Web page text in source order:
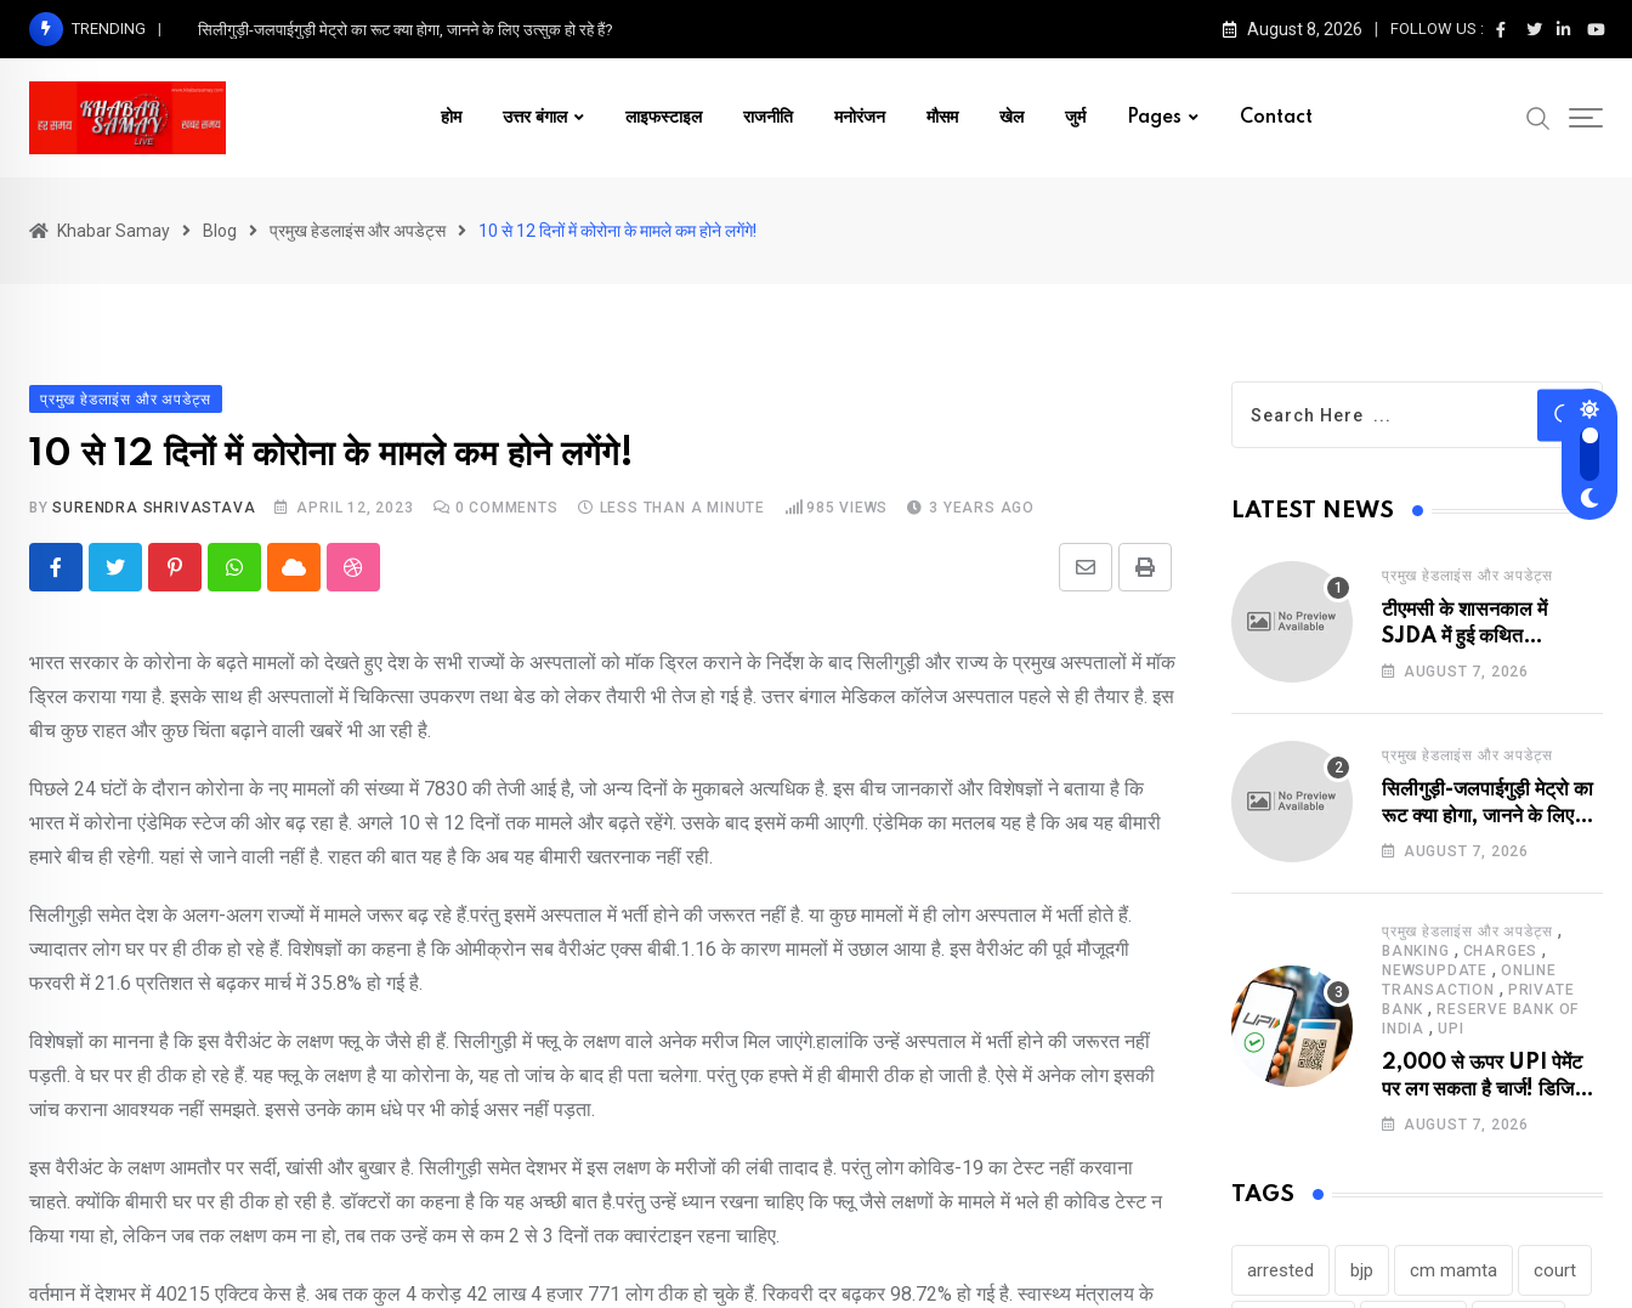
Skip
content
TRENDING सिलीगुड़ी-जलपाईगुड़ी मेट्रो का रूट क्या होगा, जानने के लिए उत्सुक हो रहे हैं? August 8, 2026 FOLLOW US :
होम उत्तर बंगाल लाइफस्टाइल राजनीति मनोरंजन मौसम खेल जुर्म Pages Contact
Khabar Samay Blog प्रमुख हेडलाइंस और अपडेट्स 10 से 12 दिनों में कोरोना के मामले कम होने लगेंगे!
प्रमुख हेडलाइंस और अपडेट्स
10 से 12 दिनों में कोरोना के मामले कम होने लगेंगे!
BYSURENDRA SHRIVASTAVA APRIL 12, 2023 0 COMMENTS LESS THAN A MINUTE 985 VIEWS 3 YEARS AGO
PinterestWhatsappCloud StumbleUpon Print
Share
Email
भारत सरकार के कोरोना के बढ़ते मामलों को देखते हुए देश के सभी राज्यों के अस्पतालों को मॉक ड्रिल कराने के निर्देश के बाद सिलीगुड़ी और राज्य के प्रमुख अस्पतालों में मॉक
ड्रिल कराया गया है. इसके साथ ही अस्पतालों में चिकित्सा उपकरण तथा बेड को लेकर तैयारी भी तेज हो गई है. उत्तर बंगाल मेडिकल कॉलेज अस्पताल पहले से ही तैयार है. इस
बीच कुछ राहत और कुछ चिंता बढ़ाने वाली खबरें भी आ रही है.
पिछले 24 घंटों के दौरान कोरोना के नए मामलों की संख्या में 7830 की तेजी आई है, जो अन्य दिनों के मुकाबले अत्यधिक है. इस बीच जानकारों और विशेषज्ञों ने बताया है कि
भारत में कोरोना एंडेमिक स्टेज की ओर बढ़ रहा है. अगले 10 से 12 दिनों तक मामले और बढ़ते रहेंगे. उसके बाद इसमें कमी आएगी. एंडेमिक का मतलब यह है कि अब यह बीमारी
हमारे बीच ही रहेगी. यहां से जाने वाली नहीं है. राहत की बात यह है कि अब यह बीमारी खतरनाक नहीं रही.
सिलीगुड़ी समेत देश के अलग-अलग राज्यों में मामले जरूर बढ़ रहे हैं.परंतु इसमें अस्पताल में भर्ती होने की जरूरत नहीं है. या कुछ मामलों में ही लोग अस्पताल में भर्ती होते हैं.
ज्यादातर लोग घर पर ही ठीक हो रहे हैं. विशेषज्ञों का कहना है कि ओमीक्रोन सब वैरीअंट एक्स बीबी.1.16 के कारण मामलों में उछाल आया है. इस वैरीअंट की पूर्व मौजूदगी
फरवरी में 21.6 प्रतिशत से बढ़कर मार्च में 35.8% हो गई है.
विशेषज्ञों का मानना है कि इस वैरीअंट के लक्षण फ्लू के जैसे ही हैं. सिलीगुड़ी में फ्लू के लक्षण वाले अनेक मरीज मिल जाएंगे.हालांकि उन्हें अस्पताल में भर्ती होने की जरूरत नहीं
पड़ती. वे घर पर ही ठीक हो रहे हैं. यह फ्लू के लक्षण है या कोरोना के, यह तो जांच के बाद ही पता चलेगा. परंतु एक हफ्ते में ही बीमारी ठीक हो जाती है. ऐसे में अनेक लोग इसकी
जांच कराना आवश्यक नहीं समझते. इससे उनके काम धंधे पर भी कोई असर नहीं पड़ता.
इस वैरीअंट के लक्षण आमतौर पर सर्दी, खांसी और बुखार है. सिलीगुड़ी समेत देशभर में इस लक्षण के मरीजों की लंबी तादाद है. परंतु लोग कोविड-19 का टेस्ट नहीं करवाना
चाहते. क्योंकि बीमारी घर पर ही ठीक हो रही है. डॉक्टरों का कहना है कि यह अच्छी बात है.परंतु उन्हें ध्यान रखना चाहिए कि फ्लू जैसे लक्षणों के मामले में भले ही कोविड टेस्ट न
किया गया हो, लेकिन जब तक लक्षण कम ना हो, तब तक उन्हें कम से कम 2 से 3 दिनों तक क्वारंटाइन रहना चाहिए.
वर्तमान में देशभर में 40215 एक्टिव केस है. अब तक कुल 4 करोड़ 42 लाख 4 हजार 771 लोग ठीक हो चुके हैं. रिकवरी दर बढ़कर 98.72% हो गई है. स्वास्थ्य मंत्रालय के
LATEST NEWS
प्रमुख हेडलाइंस और अपडेट्स
टीएमसी के शासनकाल में
SJDA में हुई कथित
अनियमितता व भ्रष्टाचार की
नए अवतार में लौटा SJDA!
AUGUST 7, 2026
प्रमुख हेडलाइंस और अपडेट्स
सिलीगुड़ी-जलपाईगुड़ी मेट्रो का
रूट क्या होगा, जानने के लिए
उत्सुक हो रहे हैं?
AUGUST 7, 2026
प्रमुख हेडलाइंस और अपडेट्स ,
BANKING , CHARGES ,
NEWSUPDATE , ONLINE
TRANSACTION , PRIVATE
BANK ,RESERVE BANK OF
INDIA , UPI
2,000 से ऊपर UPI पेमेंट
पर लग सकता है चार्ज! डिजिटल
पेमेंट करने वालों के लिए बड़ा
AUGUST 7, 2026
TAGS
arrested bjp cm mamta court